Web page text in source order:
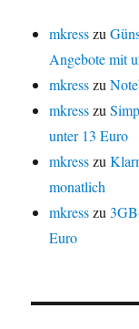
mkresszu
Angebote mit
mkresszu
mkresszu
unter 13 Euro
mkresszu
monatlich
mkresszu
Euro